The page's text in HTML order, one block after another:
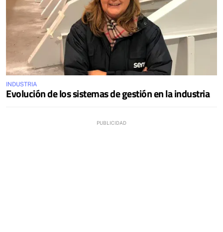
INDUSTRIA
Evolución de los sistemas de gestión en la industria